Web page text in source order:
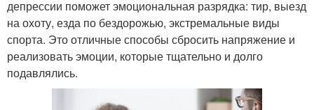
депрессии поможет эмоциональная разрядка: тир, выезд
на охоту, езда по бездорожью, экстремальные виды
спорта. Это отличные способы сбросить напряжение и
реализовать эмоции, которые тщательно и долго
подавлялись.